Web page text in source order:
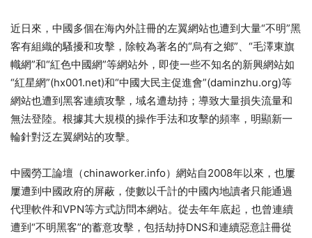
近日來，中國多個在海內外註冊的左翼網站也遭到大量“不明”黑
客有組織的騷擾和攻擊，除較為著名的“烏有之鄉”、“毛澤東旗
幟網”和“紅色中國網”等網站外，即使一些不知名的新興網站如
“紅星網”(hx001.net)和“中國大民主促進會”(daminzhu.org)等
網站也遭到黑客連續攻擊，域名遭劫持；導致大量損失流量和
無法登陸。根據其大規模的操作手法和攻擊的頻率，明顯新一
輪針對泛左翼網站的攻擊。
中國勞工論壇（chinaworker.info）網站自2008年以來，也屢
屢遭到中國政府的屏蔽，使數以千計的中國內地讀者只能通過
代理軟件和VPN等方式訪問本網站。從去年年底起，也曾連續
遭到“不明黑客”的蓄意攻擊，包括劫持DNS和連續惡意註冊從